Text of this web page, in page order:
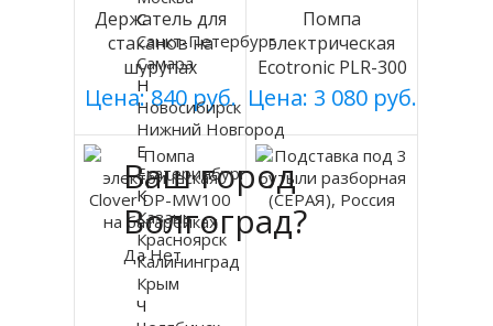
Держатель для
стаканов на
шурупах
СЕРЕБРИСТЫЙ
мод 003
Цена: 840 руб.
Помпа
электрическая
Ecotronic PLR-300
white
Цена: 3 080 руб.
Ваш город
Волгоград?
Да Нет
С
Санкт-Петербург
Самара
Н
Новосибирск
Нижний Новгород
Е
Екатеринбург
К
Казань
Красноярск
Калининград
Крым
Ч